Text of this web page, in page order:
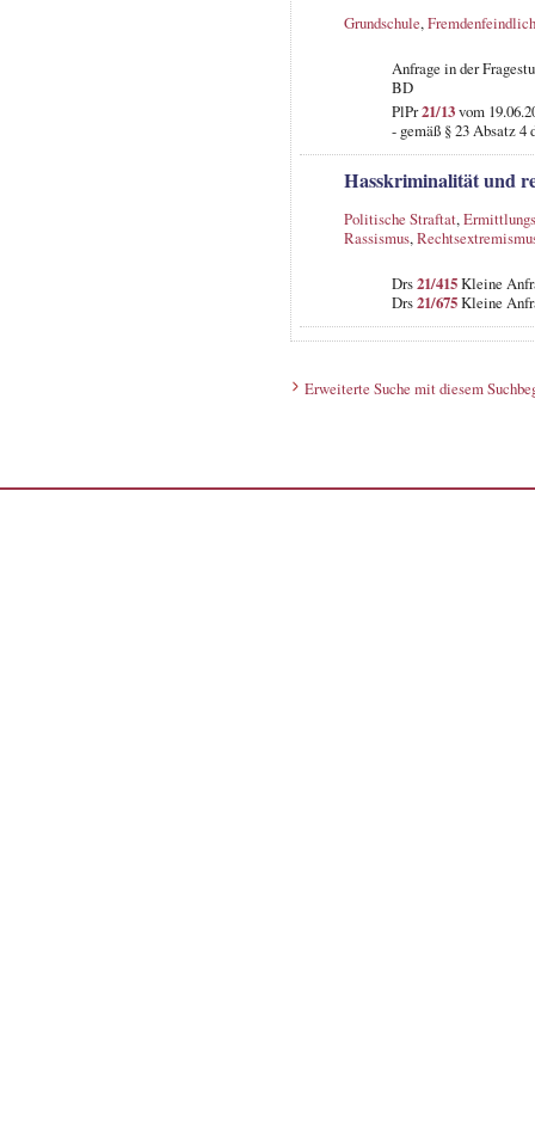
Grundschule,
Anfrage in der
BD
PlPr21/13vom
- gemäß § 23 Absatz
Hasskriminalität und
Politische Straftat,
Rassismus,
Drs21/415Kleine
Drs21/675Kleine
Erweiterte Suche mit diesem